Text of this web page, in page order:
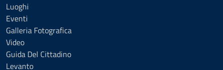
Luoghi
Eventi
Galleria Fotografica
Video
Guida Del Cittadino
Levanto